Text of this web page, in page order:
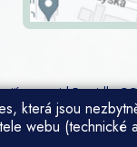
|Pravidla
která jsou
webu (technické